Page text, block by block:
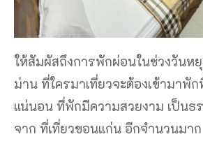
ให้สัมผัสถึงการพักผ่อนในช่วงวันห
ม่าน ที่ใครมาเที่ยวจะต้องเข้ามาพั
แน่นอน ที่พักมีความสวยงาม เป็นธ
จาก ที่เที่ยวขอนแก่น อีกจำนวนมาก